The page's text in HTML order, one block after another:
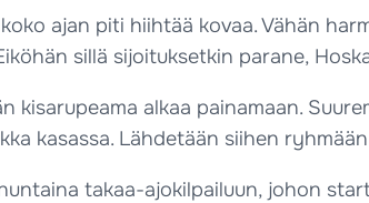
ajan piti hiihtää kovaa. Vähän
sillä sijoituksetkin parane,
kisarupeama alkaa painamaan.
kasassa. Lähdetään siihen
takaa-ajokilpailuun, johon